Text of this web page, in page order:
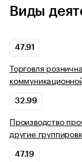
Виды
47.91
Торговля
32.99
Производство
другие
47.19